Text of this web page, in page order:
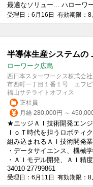
最適なソリュー... ハローワ
受理日：6月16日 有効期限：8
半導体生産システムの
ローワーク広島
西日本スターワークス株式会
市西町一丁目１番１号 エフピ
福山サテライトオフィス
正社員
月給 280,000円 ～
★エッジＡＩ技術開発エン
ＩｏＴ時代を担うロボティ
組み込まれるＡＩ技術開発業
・データサイエンス、機械
・ＡＩモデル開発、ＡＩ精
34010-27799861
受理日：6月11日 有効期限：8